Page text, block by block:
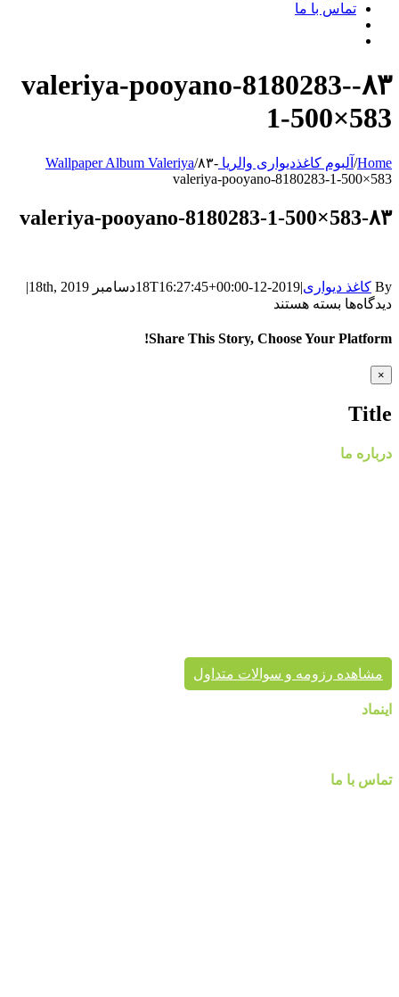
تماس با ما
۸۳-valeriya-pooyano-8180283-
1-500×583
Home
/ آلبوم کاغذدیواری والریا Wallpaper Album Valeriya /۸۳-
valeriya-pooyano-8180283-1-500×583
۸۳-valeriya-pooyano-8180283-1-500×583
By کاغذ دیواری|
2019-12-18T16:27:45+00:00 دسامبر 18th, 2019
|
دیدگاه‌ها برای
valeriya-
بسته هستند
Share This Story, Choose Your Platform!
Facebook
Twitter
Reddit
LinkedIn
WhatsApp
Telegram
Tumblr
Pinterest
Vk
Xing
Email
Close
product
view
×
Title
درباره ما
مشاهده رزومه و سوالات متداول
اینماد
تماس با ما